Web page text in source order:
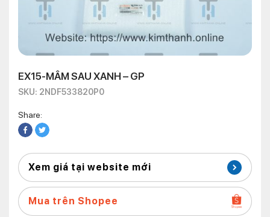
EX15-MÂM SAU XANH – GP
SKU: 2NDF533820P0
Share:
Xem giá tại website mới
Mua trên Shopee